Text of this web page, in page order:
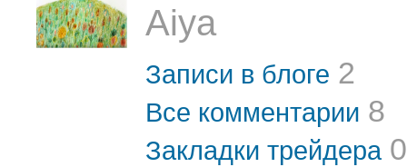
Aiya
Записи в блоге 2
Все комментарии 8
Закладки трейдера0